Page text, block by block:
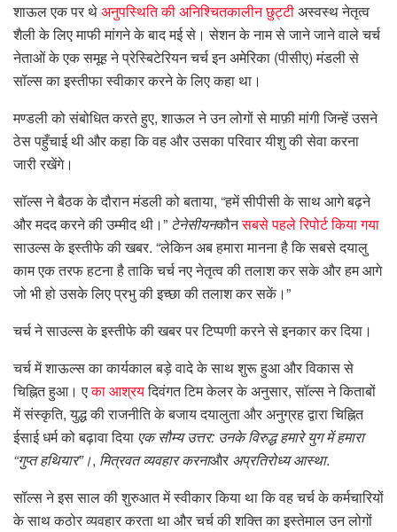
शाऊल एक पर थेअनुपस्थिति की अनिश्चितकालीन छुट्टीअस्वस्थ नेतृत्व
शैली के लिए माफी मांगने के बाद मई से। सेशन के नाम से जाने जाने वाले चर्च
नेताओं के एक समूह ने प्रेस्बिटेरियन चर्च इन अमेरिका (पीसीए) मंडली से
सॉल्स का इस्तीफा स्वीकार करने के लिए कहा था।
मण्डली को संबोधित करते हुए, शाऊल ने उन लोगों से माफ़ी मांगी जिन्हें उसने
ठेस पहुँचाई थी और कहा कि वह और उसका परिवार यीशु की सेवा करना
जारी रखेंगे।
सॉल्स ने बैठक के दौरान मंडली को बताया, “हमें सीपीसी के साथ आगे बढ़ने
और मदद करने की उम्मीद थी।” टेनेसीयनकौनसबसे पहले रिपोर्ट किया गया
साउल्स के इस्तीफे की खबर. “लेकिन अब हमारा मानना ​​है कि सबसे दयालु
काम एक तरफ हटना है ताकि चर्च नए नेतृत्व की तलाश कर सके और हम आगे
जो भी हो उसके लिए प्रभु की इच्छा की तलाश कर सकें।”
चर्च ने साउल्स के इस्तीफे की खबर पर टिप्पणी करने से इनकार कर दिया।
चर्च में शाऊल्स का कार्यकाल बड़े वादे के साथ शुरू हुआ और विकास से
चिह्नित हुआ। एका आश्रयदिवंगत टिम केलर के अनुसार, सॉल्स ने किताबों
में संस्कृति, युद्ध की राजनीति के बजाय दयालुता और अनुग्रह द्वारा चिह्नित
ईसाई धर्म को बढ़ावा दिया एक सौम्य उत्तर: उनके विरुद्ध हमारे युग में हमारा
“गुप्त हथियार”।, मित्रवत व्यवहार करनाऔर अप्रतिरोध्य आस्था.
सॉल्स ने इस साल की शुरुआत में स्वीकार किया था कि वह चर्च के कर्मचारियों
के साथ कठोर व्यवहार करता था और चर्च की शक्ति का इस्तेमाल उन लोगों